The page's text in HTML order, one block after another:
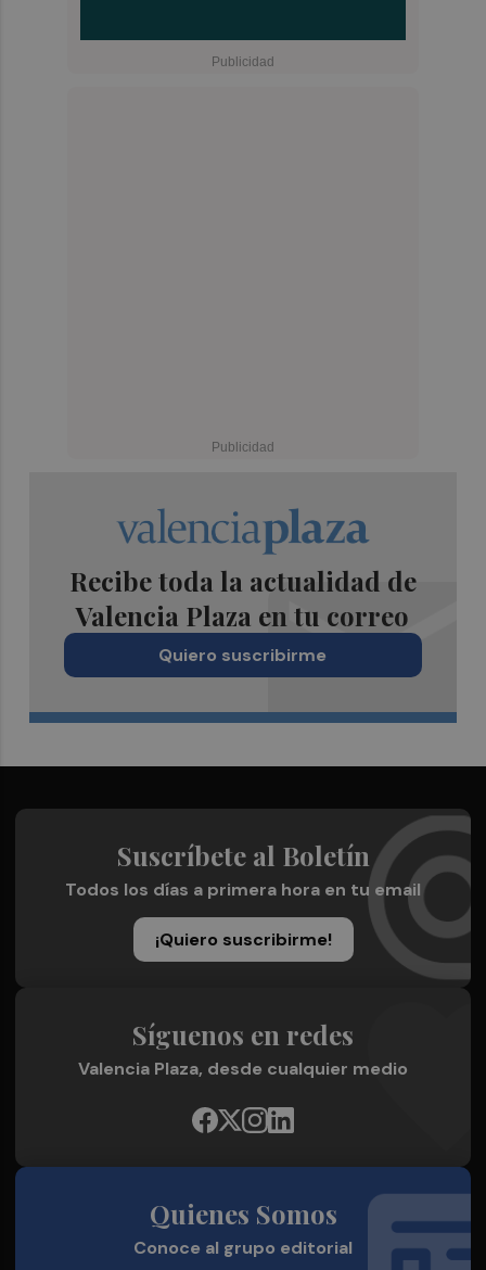
Recibe toda la actualidad de
Valencia Plaza en tu correo
Quiero suscribirme
Suscríbete al Boletín
Todos los días a primera hora en tu email
¡Quiero suscribirme!
Síguenos en redes
Valencia Plaza, desde cualquier medio
Quienes Somos
Conoce al grupo editorial